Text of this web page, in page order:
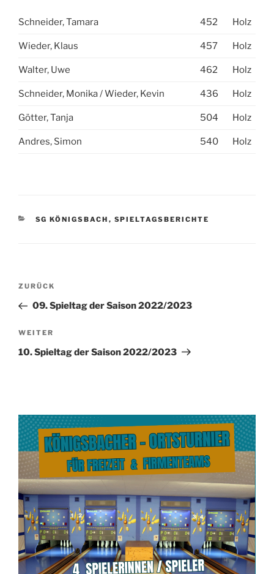
Schneider, Tamara 452 Holz
Wieder, Klaus 457 Holz
Walter, Uwe 462 Holz
Schneider, Monika / Wieder, Kevin 436 Holz
Götter, Tanja 504 Holz
Andres, Simon 540 Holz
KATEGORIEN
SG KÖNIGSBACH , SPIELTAGSBERICHTE
Beitragsnavigation
Vorheriger
Beitrag
ZURÜCK
09. Spieltag der Saison 2022/2023
Nächster
Beitrag
WEITER
10. Spieltag der Saison 2022/2023